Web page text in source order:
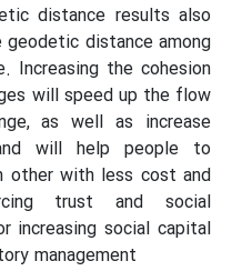
distance results also
distance among
Increasing the cohesion
will speed up the flow
as well as increase
will help people to
other with less cost and
trust and social
increasing social capital
management